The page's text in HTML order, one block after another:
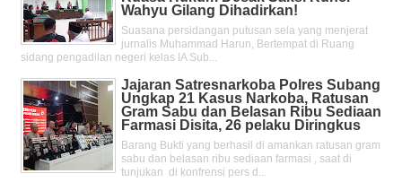
Wahyu Gilang Dihadirkan!
Suasana persidangan putusan sela yang menjerat
jurnalis Muhammad Harun, Bertempat di Ruang
sidang pengadilan negeri kelas IA Sub...
Jajaran Satresnarkoba Polres Subang
Ungkap 21 Kasus Narkoba, Ratusan
Gram Sabu dan Belasan Ribu Sediaan
Farmasi Disita, 26 pelaku Diringkus
Barang Bukti yang berhasil di amankan ratusan gram
sabu dan belasan ribu sediaan farmasi , saat di
tunjukan di konfrensi pers d...